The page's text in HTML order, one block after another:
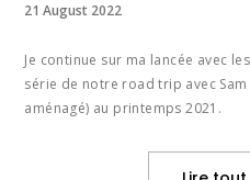
21 August 2022
Je continue sur ma lancée avec
série de notre road trip avec
aménagé) au printemps 2021.